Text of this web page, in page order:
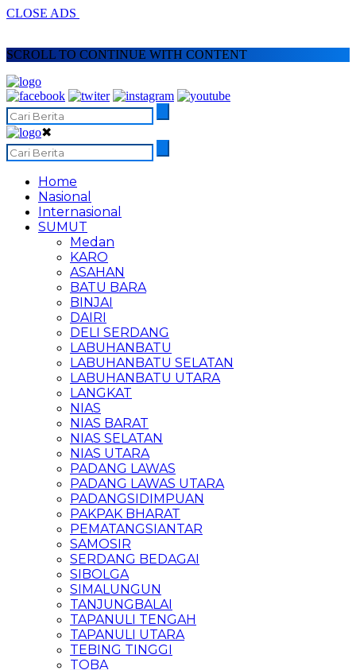
CLOSE ADS
SCROLL TO CONTINUE WITH CONTENT
✖
Home
Nasional
Internasional
SUMUT
Medan
KARO
ASAHAN
BATU BARA
BINJAI
DAIRI
DELI SERDANG
LABUHANBATU
LABUHANBATU SELATAN
LABUHANBATU UTARA
LANGKAT
NIAS
NIAS BARAT
NIAS SELATAN
NIAS UTARA
PADANG LAWAS
PADANG LAWAS UTARA
PADANGSIDIMPUAN
PAKPAK BHARAT
PEMATANGSIANTAR
SAMOSIR
SERDANG BEDAGAI
SIBOLGA
SIMALUNGUN
TANJUNGBALAI
TAPANULI TENGAH
TAPANULI UTARA
TEBING TINGGI
TOBA